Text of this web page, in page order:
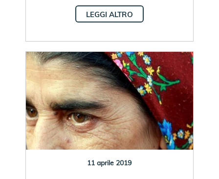
LEGGI ALTRO
11 aprile 2019